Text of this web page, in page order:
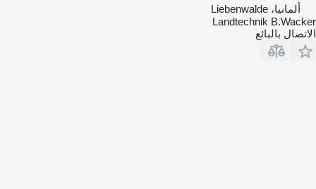
ألمانيا، Liebenwalde
Landtechnik B.Wacker
الاتصال بالبائع